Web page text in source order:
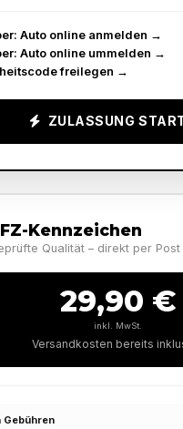
Auto online anmelden →
Auto online ummelden →
freilegen →
ZULASSUNG
Kennzeichen
Qualität – direkt per Post
29,90 €
inkl. MwSt.
Versandkosten bereits
Gebühren